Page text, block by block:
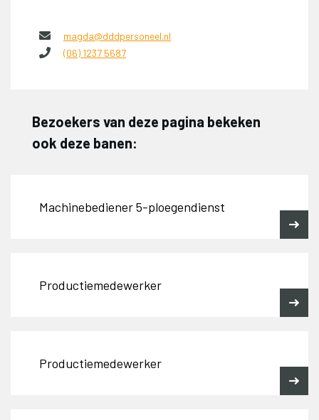
magda@dddpersoneel.nl
(06) 1237 5687
Bezoekers van deze pagina bekeken
ook deze banen:
Machinebediener 5-ploegendienst
Productiemedewerker
Productiemedewerker